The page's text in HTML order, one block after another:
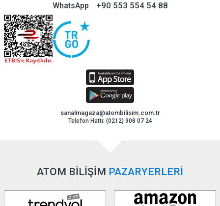
WhatsApp +90 553 554 54 88
sanalmagaza@atombilisim.com.tr
Telefon Hattı: (0212) 908 07 24
ATOM BİLİŞİM PAZARYERLERİ